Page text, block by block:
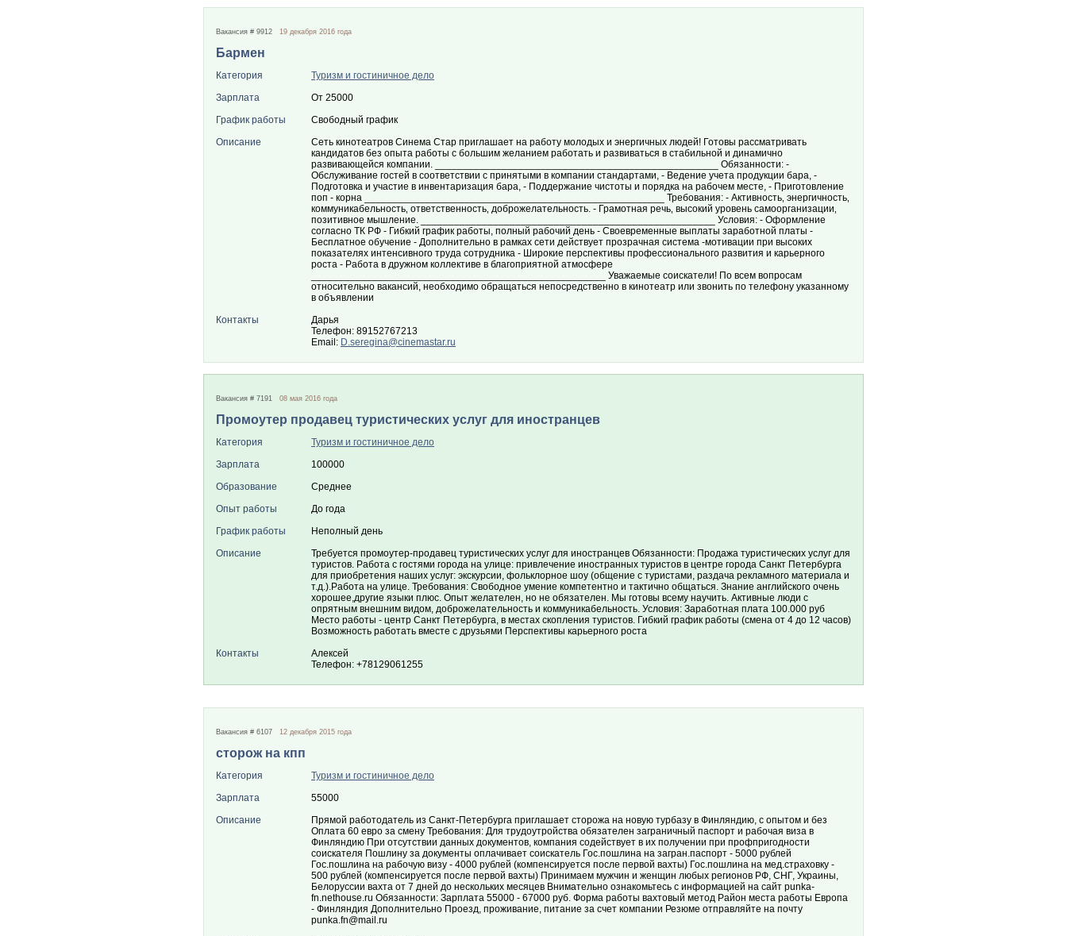
Вакансия # 9912 19 декабря 2016 года
Бармен
Категория
Туризм и гостиничное дело
Зарплата
От 25000
График работы
Свободный график
Описание
Сеть кинотеатров Синема Стар приглашает на работу молодых и энергичных людей! Готовы рассматривать
кандидатов без опыта работы с большим желанием работать и развиваться в стабильной и динамично
развивающейся компании. ___________________________________________________ Обязанности: -
Обслуживание гостей в соответствии с принятыми в компании стандартами, - Ведение учета продукции бара, -
Подготовка и участие в инвентаризация бара, - Поддержание чистоты и порядка на рабочем месте, - Приготовление
поп - корна ______________________________________________________ Требования: - Активность‚ энергичность‚
коммуникабельность‚ ответственность‚ доброжелательность. - Грамотная речь‚ высокий уровень самоорганизации‚
позитивное мышление. _____________________________________________________ Условия: - Оформление
согласно ТК РФ - Гибкий график работы, полный рабочий день - Своевременные выплаты заработной платы -
Бесплатное обучение - Дополнительно в рамках сети действует прозрачная система -мотивации при высоких
показателях интенсивного труда сотрудника - Широкие перспективы профессионального развития и карьерного
роста - Работа в дружном коллективе в благоприятной атмосфере
_____________________________________________________ Уважаемые соискатели! По всем вопросам
относительно вакансий, необходимо обращаться непосредственно в кинотеатр или звонить по телефону указанному
в объявлении
Контакты
Дарья
Телефон: 89152767213
Email: D.seregina@cinemastar.ru
Вакансия # 7191 08 мая 2016 года
Промоутер продавец туристических услуг для иностранцев
Категория
Туризм и гостиничное дело
Зарплата
100000
Образование
Среднее
Опыт работы
До года
График работы
Неполный день
Описание
Требуется промоутер-продавец туристических услуг для иностранцев Обязанности: Продажа туристических услуг для
туристов. Работа с гостями города на улице: привлечение иностранных туристов в центре города Санкт Петербурга
для приобретения наших услуг: экскурсии, фольклорное шоу (общение с туристами, раздача рекламного материала и
т.д.).Работа на улице. Требования: Свободное умение компетентно и тактично общаться. Знание английского очень
хорошее,другие языки плюс. Опыт желателен, но не обязателен. Мы готовы всему научить. Активные люди с
опрятным внешним видом, доброжелательность и коммуникабельность. Условия: Заработная плата 100.000 руб
Место работы - центр Санкт Петербурга, в местах скопления туристов. Гибкий график работы (смена от 4 до 12 часов)
Возможность работать вместе с друзьями Перспективы карьерного роста
Контакты
Алексей
Телефон: +78129061255
Вакансия # 6107 12 декабря 2015 года
сторож на кпп
Категория
Туризм и гостиничное дело
Зарплата
55000
Описание
Прямой работодатель из Санкт-Петербурга приглашает сторожа на новую турбазу в Финляндию, с опытом и без
Оплата 60 евро за смену Требования: Для трудоутройства обязателен заграничный паспорт и рабочая виза в
Финляндию При отсутствии данных документов, компания содействует в их получении при профпригодности
соискателя Пошлину за документы оплачивает соискатель Гос.пошлина на загран.паспорт - 5000 рублей
Гос.пошлина на рабочую визу - 4000 рублей (компенсируется после первой вахты) Гос.пошлина на мед.страховку -
500 рублей (компенсируется после первой вахты) Принимаем мужчин и женщин любых регионов РФ, СНГ, Украины,
Белоруссии вахта от 7 дней до нескольких месяцев Внимательно ознакомьтесь с информацией на сайт punka-
fn.nethouse.ru Обязанности: Зарплата 55000 - 67000 руб. Форма работы вахтовый метод Район места работы Европа
- Финляндия Дополнительно Проезд, проживание, питание за счет компании Резюме отправляйте на почту
punka.fn@mail.ru